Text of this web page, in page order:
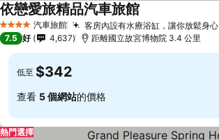
4 星級 汽車旅館 客房內設有水療浴缸，讓你放鬆身心
依戀愛旅精品汽車旅館
7.5 好 4,637 距離國立故宮博物院 3.4 公里
低至 $342
查看 5 個網站的價格
熱門選擇